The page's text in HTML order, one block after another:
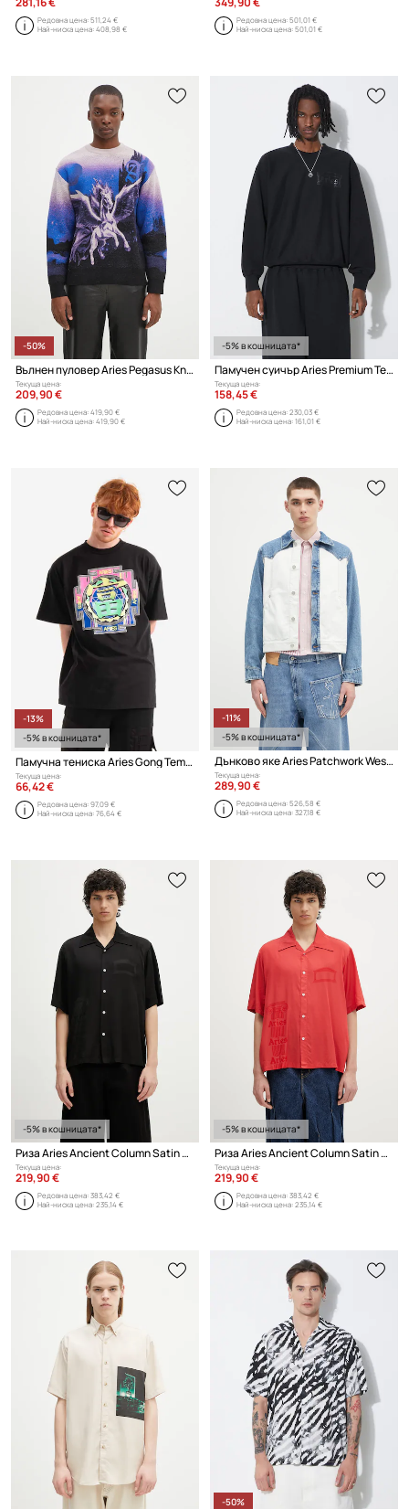
Редовна цена:511,24 €
Най-ниска цена:408,98 €
Редовна цена:501,01 €
Най-ниска цена:501,01 €
-50%
Вълнен пуловер Aries Pegasus Knit
Текуща цена:
209,90 €
Редовна цена:419,90 €
Най-ниска цена:419,90 €
-5% в кошницата*
Памучен суичър Aries Premium Temple Sweatshirt
Текуща цена:
158,45 €
Редовна цена:230,03 €
Най-ниска цена:161,01 €
-13%
-5% в кошницата*
Памучна тениска Aries Gong Temple SS Tee
Текуща цена:
66,42 €
Редовна цена:97,09 €
Най-ниска цена:76,64 €
-11%
-5% в кошницата*
Дънково яке Aries Patchwork Western Carpenter Jacket
Текуща цена:
289,90 €
Редовна цена:526,58 €
Най-ниска цена:327,18 €
-5% в кошницата*
Риза Aries Ancient Column Satin Viscose Hawaiian Shirt
Текуща цена:
219,90 €
Редовна цена:383,42 €
Най-ниска цена:235,14 €
-5% в кошницата*
Риза Aries Ancient Column Satin Viscose Hawaiian Shirt
Текуща цена:
219,90 €
Редовна цена:383,42 €
Най-ниска цена:235,14 €
-50%